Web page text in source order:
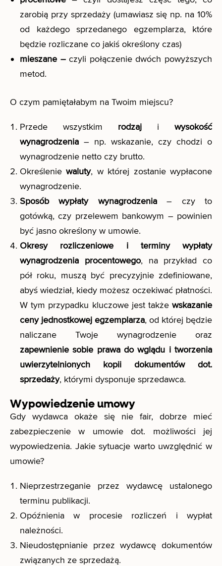
zarobią przy sprzedaży (umawiasz się np. na 10%
od każdego sprzedanego egzemplarza, które
będzie rozliczane co jakiś określony czas)
mieszane –czyli połączenie dwóch powyższych
metod.
O czym pamiętałabym na Twoim miejscu?
Przede wszystkim rodzaj i wysokość
wynagrodzenia – np. wskazanie, czy chodzi o
wynagrodzenie netto czy brutto.
Określeniewaluty, w której zostanie wypłacone
wynagrodzenie.
Sposób wypłaty wynagrodzenia– czy to
gotówką, czy przelewem bankowym – powinien
być jasno określony w umowie.
Okresy rozliczeniowe i terminy wypłaty
wynagrodzenia procentowego, na przykład co
pół roku, muszą być precyzyjnie zdefiniowane,
abyś wiedział, kiedy możesz oczekiwać płatności.
W tym przypadku kluczowe jest także wskazanie
ceny jednostkowej egzemplarza, od której będzie
naliczane Twoje wynagrodzenie oraz
zapewnienie sobie prawa do wglądu i tworzenia
uwierzytelnionych kopii dokumentów dot.
sprzedaży, którymi dysponuje sprzedawca.
Wypowiedzenie umowy
Gdy wydawca okaże się nie fair, dobrze mieć
zabezpieczenie w umowie dot. możliwości jej
wypowiedzenia. Jakie sytuacje warto uwzględnić w
umowie?
Nieprzestrzeganie przez wydawcę ustalonego
terminu publikacji.
Opóźnienia w procesie rozliczeń i wypłat
należności.
Nieudostępnianie przez wydawcę dokumentów
związanych ze sprzedażą.